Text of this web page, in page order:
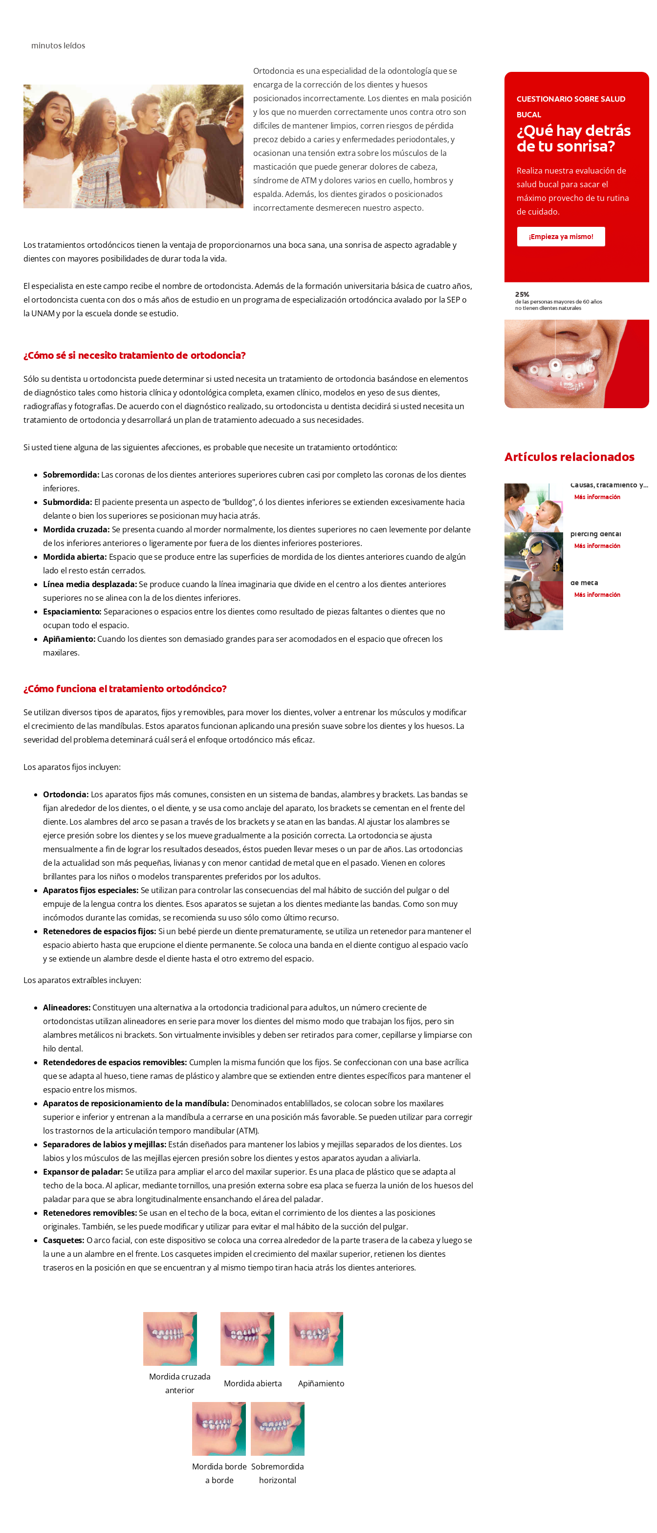
minutos leídos
Ortodoncia es una especialidad de la odontología que se
encarga de la corrección de los dientes y huesos
posicionados incorrectamente. Los dientes en mala posición
y los que no muerden correctamente unos contra otro son
difíciles de mantener limpios, corren riesgos de pérdida
precoz debido a caries y enfermedades periodontales, y
ocasionan una tensión extra sobre los músculos de la
masticación que puede generar dolores de cabeza,
síndrome de ATM y dolores varios en cuello, hombros y
espalda. Además, los dientes girados o posicionados
incorrectamente desmerecen nuestro aspecto.
Los tratamientos ortodóncicos tienen la ventaja de proporcionarnos una boca sana, una sonrisa de aspecto agradable y
dientes con mayores posibilidades de durar toda la vida.
El especialista en este campo recibe el nombre de ortodoncista. Además de la formación universitaria básica de cuatro años,
el ortodoncista cuenta con dos o más años de estudio en un programa de especialización ortodóncica avalado por la SEP o
la UNAM y por la escuela donde se estudio.
¿Cómo sé si necesito tratamiento de ortodoncia?
Sólo su dentista u ortodoncista puede determinar si usted necesita un tratamiento de ortodoncia basándose en elementos
de diagnóstico tales como historia clínica y odontológica completa, examen clínico, modelos en yeso de sus dientes,
radiografías y fotografías. De acuerdo con el diagnóstico realizado, su ortodoncista u dentista decidirá si usted necesita un
tratamiento de ortodoncia y desarrollará un plan de tratamiento adecuado a sus necesidades.
Si usted tiene alguna de las siguientes afecciones, es probable que necesite un tratamiento ortodóntico:
Sobremordida: Las coronas de los dientes anteriores superiores cubren casi por completo las coronas de los dientes
inferiores.
Submordida: El paciente presenta un aspecto de "bulldog", ó los dientes inferiores se extienden excesivamente hacia
delante o bien los superiores se posicionan muy hacia atrás.
Mordida cruzada: Se presenta cuando al morder normalmente, los dientes superiores no caen levemente por delante
de los inferiores anteriores o ligeramente por fuera de los dientes inferiores posteriores.
Mordida abierta: Espacio que se produce entre las superficies de mordida de los dientes anteriores cuando de algún
lado el resto están cerrados.
Línea media desplazada:Se produce cuando la línea imaginaria que divide en el centro a los dientes anteriores
superiores no se alinea con la de los dientes inferiores.
Espaciamiento: Separaciones o espacios entre los dientes como resultado de piezas faltantes o dientes que no
ocupan todo el espacio.
Apiñamiento: Cuando los dientes son demasiado grandes para ser acomodados en el espacio que ofrecen los
maxilares.
¿Cómo funciona el tratamiento ortodóncico?
Se utilizan diversos tipos de aparatos, fijos y removibles, para mover los dientes, volver a entrenar los músculos y modificar
el crecimiento de las mandíbulas. Estos aparatos funcionan aplicando una presión suave sobre los dientes y los huesos. La
severidad del problema deteminará cuál será el enfoque ortodóncico más eficaz.
Los aparatos fijos incluyen:
Ortodoncia: Los aparatos fijos más comunes, consisten en un sistema de bandas, alambres y brackets. Las bandas se
fijan alrededor de los dientes, o el diente, y se usa como anclaje del aparato, los brackets se cementan en el frente del
diente. Los alambres del arco se pasan a través de los brackets y se atan en las bandas. Al ajustar los alambres se
ejerce presión sobre los dientes y se los mueve gradualmente a la posición correcta. La ortodoncia se ajusta
mensualmente a fin de lograr los resultados deseados, éstos pueden llevar meses o un par de años. Las ortodoncias
de la actualidad son más pequeñas, livianas y con menor cantidad de metal que en el pasado. Vienen en colores
brillantes para los niños o modelos transparentes preferidos por los adultos.
Aparatos fijos especiales: Se utilizan para controlar las consecuencias del mal hábito de succión del pulgar o del
empuje de la lengua contra los dientes. Esos aparatos se sujetan a los dientes mediante las bandas. Como son muy
incómodos durante las comidas, se recomienda su uso sólo como último recurso.
Retenedores de espacios fijos: Si un bebé pierde un diente prematuramente, se utiliza un retenedor para mantener el
espacio abierto hasta que erupcione el diente permanente. Se coloca una banda en el diente contiguo al espacio vacío
y se extiende un alambre desde el diente hasta el otro extremo del espacio.
Los aparatos extraíbles incluyen:
Alineadores: Constituyen una alternativa a la ortodoncia tradicional para adultos, un número creciente de
ortodoncistas utilizan alineadores en serie para mover los dientes del mismo modo que trabajan los fijos, pero sin
alambres metálicos ni brackets. Son virtualmente invisibles y deben ser retirados para comer, cepillarse y limpiarse con
hilo dental.
Retendedores de espacios removibles: Cumplen la misma función que los fijos. Se confeccionan con una base acrílica
que se adapta al hueso, tiene ramas de plástico y alambre que se extienden entre dientes específicos para mantener el
espacio entre los mismos.
Aparatos de reposicionamiento de la mandíbula: Denominados entablillados, se colocan sobre los maxilares
superior e inferior y entrenan a la mandíbula a cerrarse en una posición más favorable. Se pueden utilizar para corregir
los trastornos de la articulación temporo mandibular (ATM).
Separadores de labios y mejillas: Están diseñados para mantener los labios y mejillas separados de los dientes. Los
labios y los músculos de las mejillas ejercen presión sobre los dientes y estos aparatos ayudan a aliviarla.
Expansor de paladar: Se utiliza para ampliar el arco del maxilar superior. Es una placa de plástico que se adapta al
techo de la boca. Al aplicar, mediante tornillos, una presión externa sobre esa placa se fuerza la unión de los huesos del
paladar para que se abra longitudinalmente ensanchando el área del paladar.
Retenedores removibles:Se usan en el techo de la boca, evitan el corrimiento de los dientes a las posiciones
originales. También, se les puede modificar y utilizar para evitar el mal hábito de la succión del pulgar.
Casquetes: O arco facial, con este dispositivo se coloca una correa alrededor de la parte trasera de la cabeza y luego se
la une a un alambre en el frente. Los casquetes impiden el crecimiento del maxilar superior, retienen los dientes
traseros en la posición en que se encuentran y al mismo tiempo tiran hacia atrás los dientes anteriores.
Mordida cruzada
anterior
Mordida abierta Apiñamiento
Mordida borde
a borde
Sobremordida
horizontal
CUESTIONARIO SOBRE SALUD
BUCAL
¿Qué hay detrás
de tu sonrisa?
Realiza nuestra evaluación de
salud bucal para sacar el
máximo provecho de tu rutina
de cuidado.
¡Empieza ya mismo!
Artículos relacionados
Causas, tratamiento y
cuidado
Más información
piercing dental
Más información
de meta
Más información